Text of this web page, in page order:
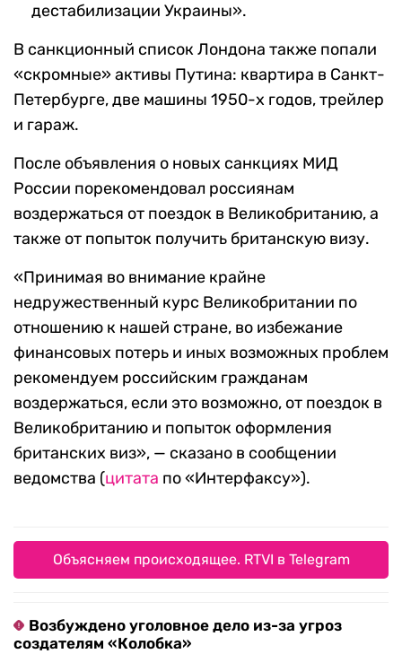
дестабилизации Украины».
В санкционный список Лондона также попали
«скромные» активы Путина: квартира в Санкт-
Петербурге, две машины 1950-х годов, трейлер
и гараж.
После объявления о новых санкциях МИД
России порекомендовал россиянам
воздержаться от поездок в Великобританию, а
также от попыток получить британскую визу.
«Принимая во внимание крайне
недружественный курс Великобритании по
отношению к нашей стране, во избежание
финансовых потерь и иных возможных проблем
рекомендуем российским гражданам
воздержаться, если это возможно, от поездок в
Великобританию и попыток оформления
британских виз», — сказано в сообщении
ведомства (цитата по «Интерфаксу»).
Объясняем происходящее. RTVI в Telegram
Возбуждено уголовное дело из-за угроз
создателям «Колобка»